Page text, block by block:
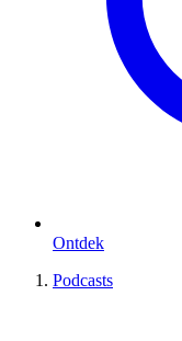
Ontdek
Podcasts